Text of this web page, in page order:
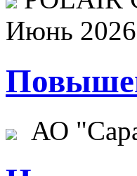
Июнь 2026
АО